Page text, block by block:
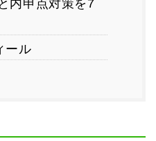
内申点対策を7
ール